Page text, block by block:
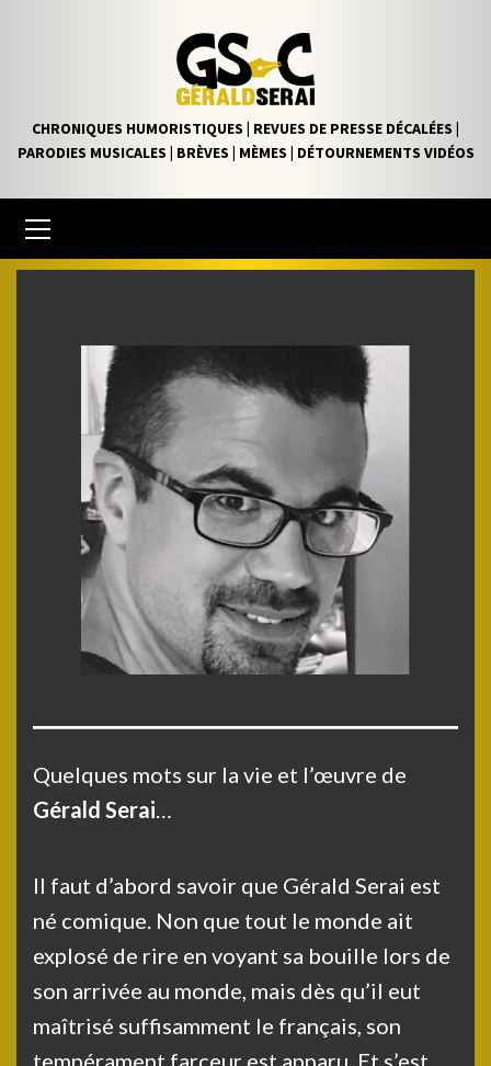
CHRONIQUES HUMORISTIQUES | REVUES DE PRESSE DÉCALÉES |
PARODIES MUSICALES | BRÈVES | MÈMES | DÉTOURNEMENTS VIDÉOS
Menu
Quelques mots sur la vie et l’œuvre de
Gérald Serai…
Il faut d’abord savoir que Gérald Serai est
né comique. Non que tout le monde ait
explosé de rire en voyant sa bouille lors de
son arrivée au monde, mais dès qu’il eut
maîtrisé suffisamment le français, son